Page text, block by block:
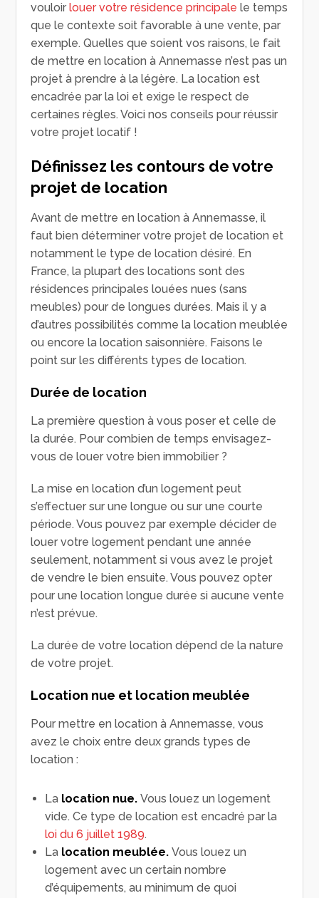
vouloirlouer votre résidence principale le temps
que le contexte soit favorable à une vente, par
exemple. Quelles que soient vos raisons, le fait
de mettre en location à Annemasse n’est pas un
projet à prendre à la légère. La location est
encadrée par la loi et exige le respect de
certaines règles. Voici nos conseils pour réussir
votre projet locatif !
Définissez les contours de votre
projet de location
Avant de mettre en location à Annemasse, il
faut bien déterminer votre projet de location et
notamment le type de location désiré. En
France, la plupart des locations sont des
résidences principales louées nues (sans
meubles) pour de longues durées. Mais il y a
d’autres possibilités comme la location meublée
ou encore la location saisonnière. Faisons le
point sur les différents types de location.
Durée de location
La première question à vous poser et celle de
la durée. Pour combien de temps envisagez-
vous de louer votre bien immobilier ?
La mise en location d’un logement peut
s’effectuer sur une longue ou sur une courte
période. Vous pouvez par exemple décider de
louer votre logement pendant une année
seulement, notamment si vous avez le projet
de vendre le bien ensuite. Vous pouvez opter
pour une location longue durée si aucune vente
n’est prévue.
La durée de votre location dépend de la nature
de votre projet.
Location nue et location meublée
Pour mettre en location à Annemasse, vous
avez le choix entre deux grands types de
location :
La location nue.Vous louez un logement
vide. Ce type de location est encadré par la
loi du 6 juillet 1989.
La location meublée.Vous louez un
logement avec un certain nombre
d’équipements, au minimum de quoi